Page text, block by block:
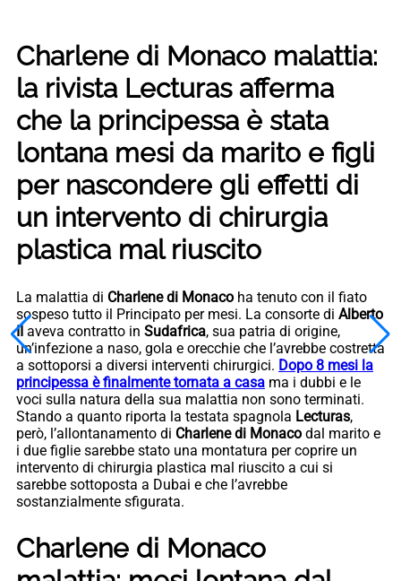
Charlene di Monaco malattia:
la rivista Lecturas afferma
che la principessa è stata
lontana mesi da marito e figli
per nascondere gli effetti di
un intervento di chirurgia
plastica mal riuscito
La malattia di Charlene di Monaco ha tenuto con il fiato
sospeso tutto il Principato per mesi. La consorte di Alberto
II aveva contratto in Sudafrica, sua patria di origine,
un’infezione a naso, gola e orecchie che l’avrebbe costretta
a sottoporsi a diversi interventi chirurgici. Dopo 8 mesi la
principessa è finalmente tornata a casa ma i dubbi e le
voci sulla natura della sua malattia non sono terminati.
Stando a quanto riporta la testata spagnola Lecturas,
però, l’allontanamento di Charlene di Monaco dal marito e
i due figlie sarebbe stato una montatura per coprire un
intervento di chirurgia plastica mal riuscito a cui si
sarebbe sottoposta a Dubai e che l’avrebbe
sostanzialmente sfigurata.
Charlene di Monaco